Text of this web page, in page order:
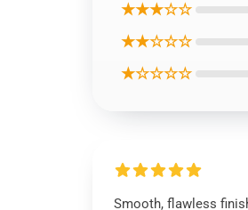
★★★☆☆
★★☆☆☆
★☆☆☆☆
Smooth, flawless